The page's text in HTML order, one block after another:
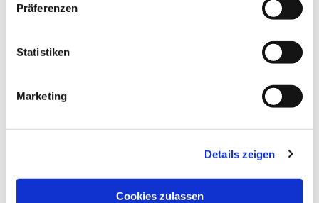
Präferenzen
Statistiken
Marketing
Details zeigen
Cookies zulassen